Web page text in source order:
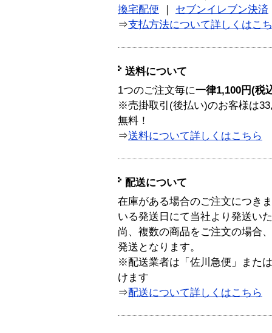
換宅配便
セブンイレブン決済
⇒支払方法について詳しくはこ
送料について
1つのご注文毎に一律1,100円(税
※売掛取引(後払い)のお客様は
無料！
⇒送料について詳しくはこちら
配送について
在庫がある場合のご注文につき
いる発送日にて当社より発送い
尚、複数の商品をご注文の場合
発送となります。
※配送業者は「佐川急便」また
けます
⇒配送について詳しくはこちら